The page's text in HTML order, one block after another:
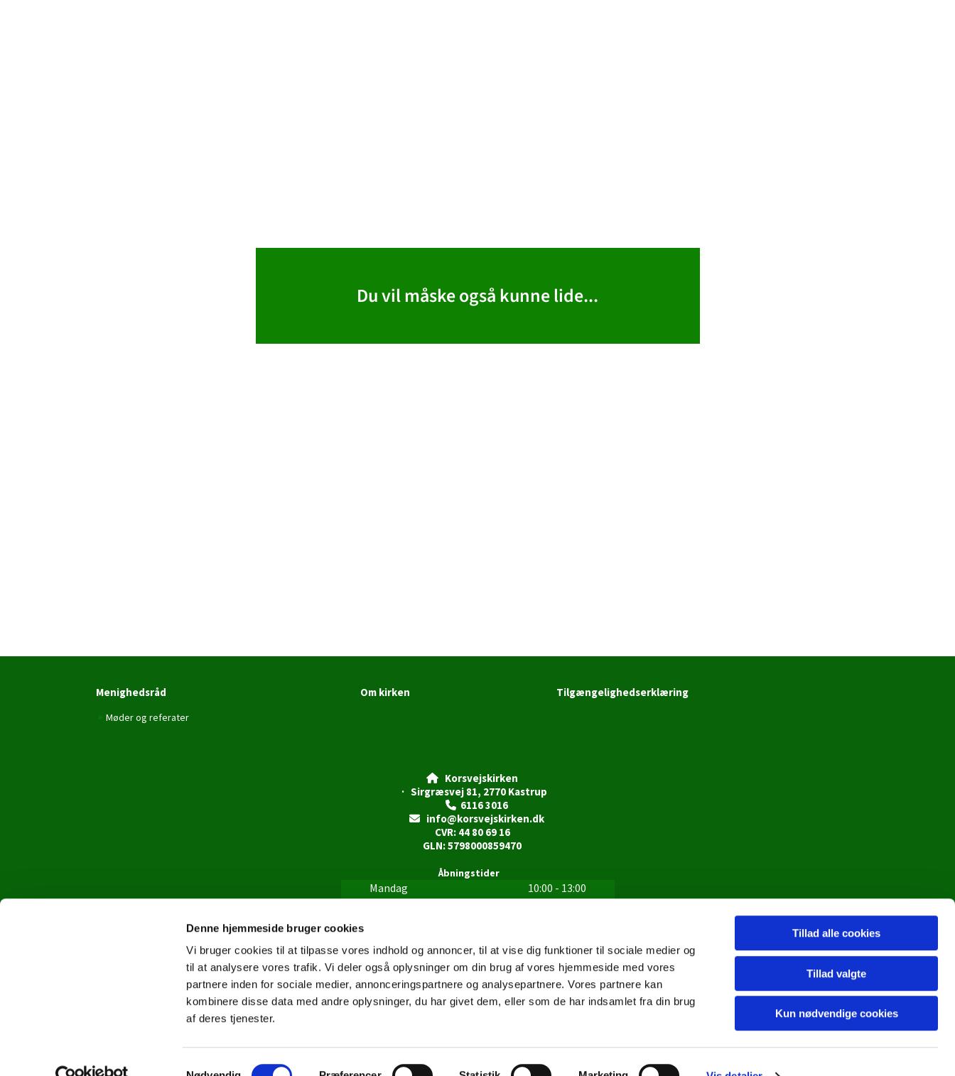
Denne hjemmeside bruger cookies
Vi bruger cookies til at tilpasse vores indhold og annoncer, til at vise dig funktioner til sociale medier og
til at analysere vores trafik. Vi deler også oplysninger om din brug af vores hjemmeside med vores
partnere inden for sociale medier, annonceringspartnere og analysepartnere. Vores partnere kan
kombinere disse data med andre oplysninger, du har givet dem, eller som de har indsamlet fra din brug
af deres tjenester.
Tillad alle cookies
Tillad valgte
Kun nødvendige cookies
Du vil måske også kunne lide...
Menighedsråd
Møder og referater
Om kirken Tilgængelighedserklæring

Korsvejskirken
· Sirgræsvej 81, 2770 Kastrup
6116 3016
info@korsvejskirken.dk
CVR: 44 80 69 16
GLN: 5798000859470
Åbningstider
Mandag
10:00 - 13:00
Tirsdag
10:00 - 13:00
15:00 - 18:00
Fredag
10:00 - 13:00
Lørdag
Lukket
Søndag
Lukket